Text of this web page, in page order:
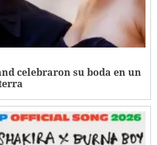
celebraron su boda en un